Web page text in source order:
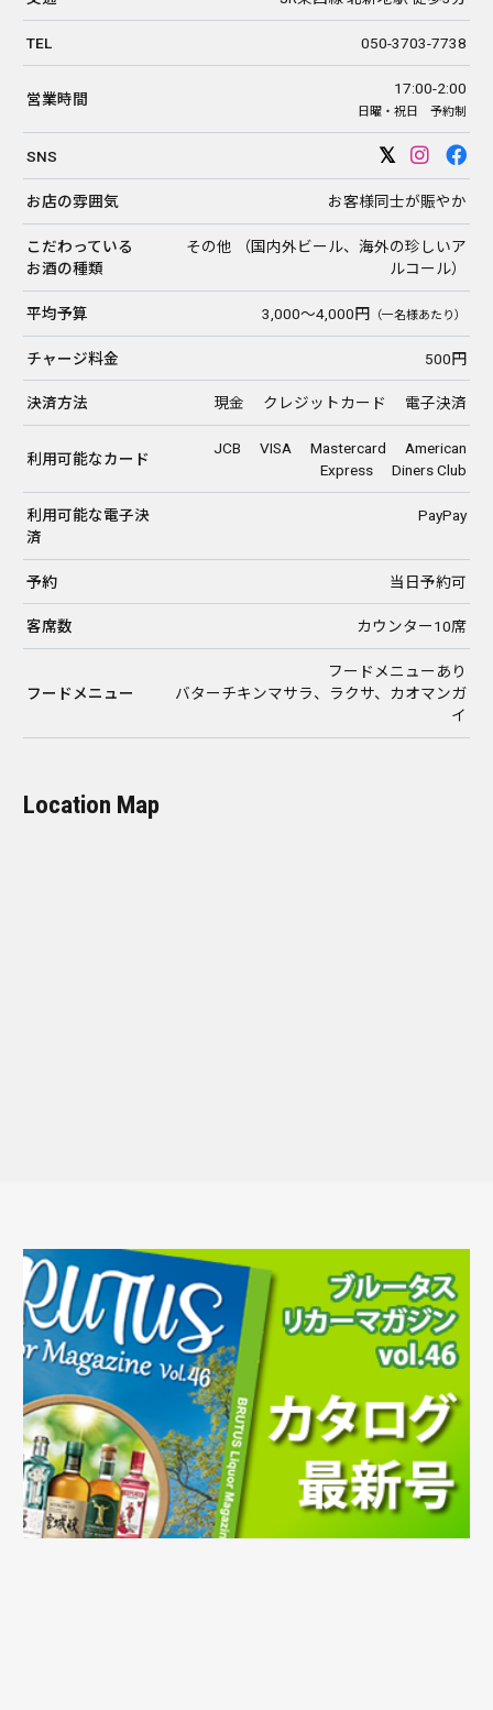
TEL 050-3703-7738
営業時間
17:00-2:00
日曜・祝日 予約制
SNS
お店の雰囲気 お客様同士が賑やか
こだわっている
お酒の種類
その他 （国内外ビール、海外の珍しいア
ルコール）
平均予算 3,000〜4,000円 （一名様あたり）
チャージ料金 500円
決済方法 現金 クレジットカード 電子決済
利用可能なカード
JCB VISA Mastercard American
Express Diners Club
利用可能な電子決
済
PayPay
予約 当日予約可
客席数 カウンター10席
フードメニュー
フードメニューあり
バターチキンマサラ、ラクサ、カオマンガ
イ
Location Map